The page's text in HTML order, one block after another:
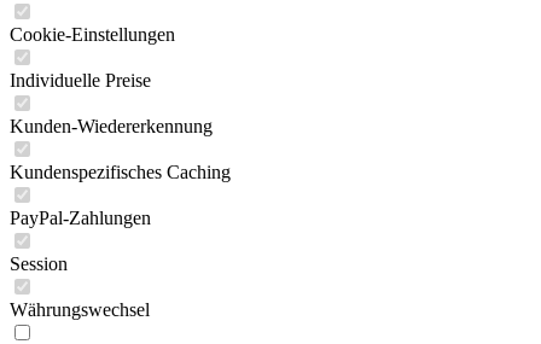
Cookie-Einstellungen
Individuelle Preise
Kunden-Wiedererkennung
Kundenspezifisches Caching
PayPal-Zahlungen
Session
Währungswechsel